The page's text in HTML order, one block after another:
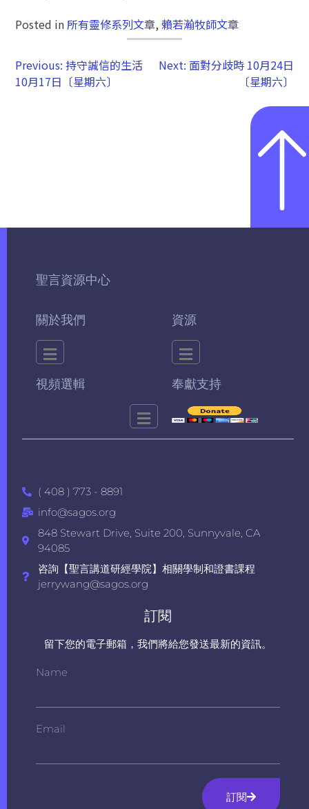
Posted in 所有靈修系列文章, 賴若瀚牧師文章
Previous: 持守誠信的生活
10月17日〔星期六〕
Next: 面對分歧時 10月24日
〔星期六〕
聖言資源中心
關於我們 資源
視頻選輯 奉獻支持
( 408 ) 773 - 8891
info@sagos.org
848 Stewart Drive, Suite 200, Sunnyvale, CA
94085
咨詢【聖言講道研經學院】相關學制和證書課程
jerrywang@sagos.org
訂閱
留下您的電子郵箱，我們將給您發送最新的資訊。
Name
Email
訂閱